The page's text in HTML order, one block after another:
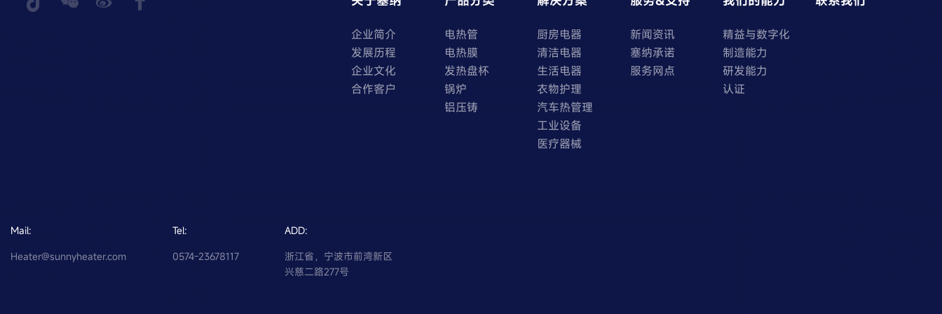
企业简介
发展历程
企业文化
合作客户
电热管
电热膜
发热盘杯
锅炉
铝压铸
厨房电器
清洁电器
生活电器
衣物护理
汽车热管理
工业设备
医疗器械
新闻资讯
塞纳承诺
服务网点
精益与数字化
制造能力
研发能力
认证
Mail:
Heater@sunnyheater.com
Tel:
0574-23678117
ADD:
浙江省，宁波市前湾新区
兴慈二路277号